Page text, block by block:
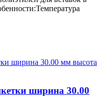
ширина 30.00